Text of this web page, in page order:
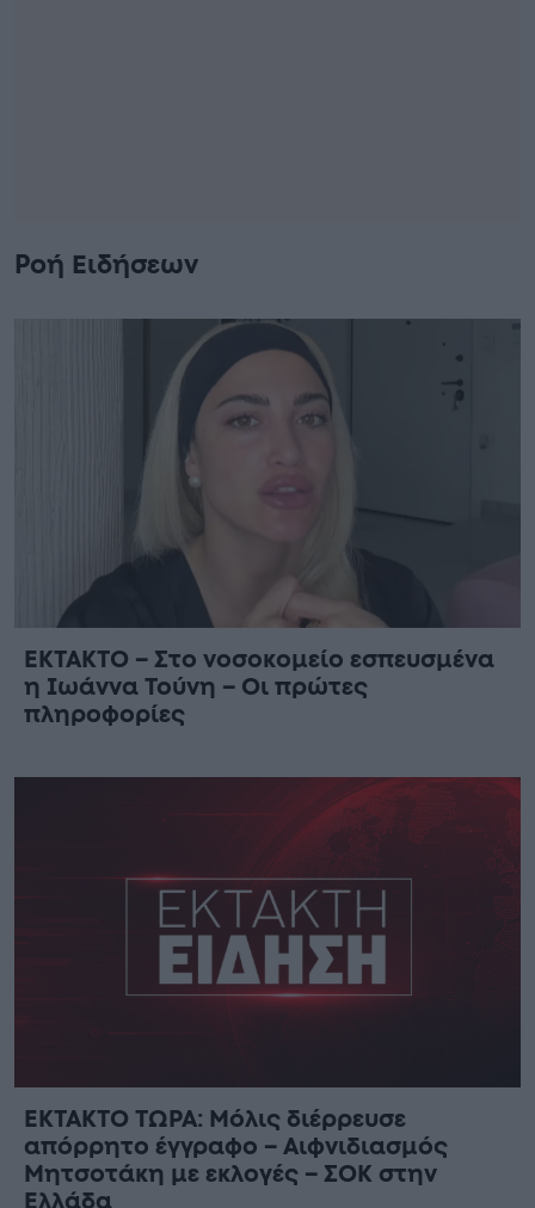
Ροή Ειδήσεων
ΕΚΤΑΚΤΟ – Στο νοσοκομείο εσπευσμένα
η Ιωάννα Τούνη – Οι πρώτες
πληροφορίες
ΕΚΤΑΚΤΟ ΤΩΡΑ: Μόλις διέρρευσε
απόρρητο έγγραφο – Αιφνιδιασμός
Μητσοτάκη με εκλογές – ΣΟΚ στην
Ελλάδα